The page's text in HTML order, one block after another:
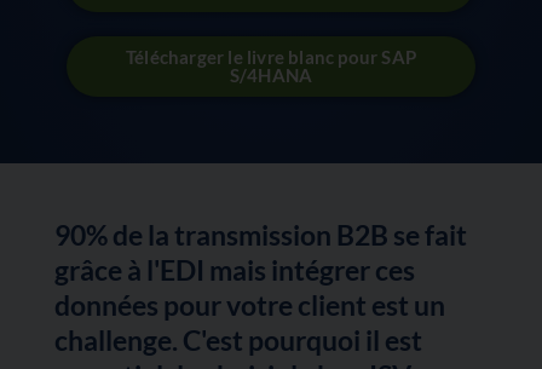
Télécharger le livre blanc pour SAP
S/4HANA
90% de la transmission B2B se fait
grâce à l'EDI mais intégrer ces
données pour votre client est un
challenge. C'est pourquoi il est